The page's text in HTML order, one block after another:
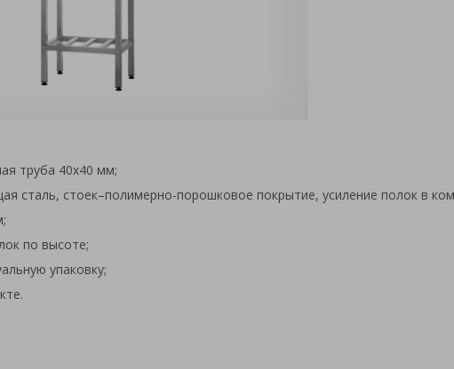
труба 40х40 мм;
сталь, стоек–полимерно-порошковое покрытие, усиление полок в
по высоте;
упаковку;